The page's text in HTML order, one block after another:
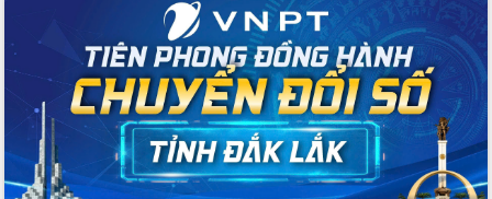
Đánh giá, rút kinh nghiệm công tác tổ
chức diễn tập trước ngày bầu cử
Chương trình “Gặp gỡ hữu nghị –
Friendship Meeting New Year 2026”
Bầu cử Quốc hội và HĐND: Cử tri Đắk
Lắk gửi gắm niềm tin, kỳ vọng vào lá
phiếu
Đắk Lắk sẵn sàng các điều kiện cho